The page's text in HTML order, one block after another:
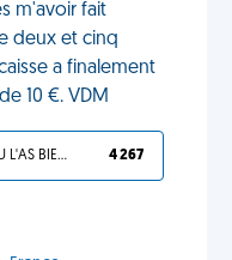
m'avoir fait
deux et cinq
a finalement
10 €. VDM
TU L'AS BIEN MÉRITÉ 4 267